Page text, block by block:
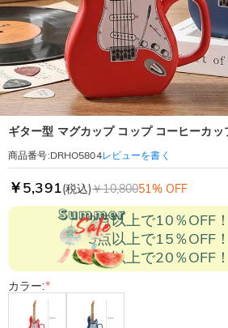
ギター型 マグカップ コップ コーヒーカ
商品番号:DRHO5804レビューを書く
￥5,391(税込)￥10,80051% OFF
2点以上で10％OFF
3点以上で15％OFF
5点以上で20％OFF
カラー:*